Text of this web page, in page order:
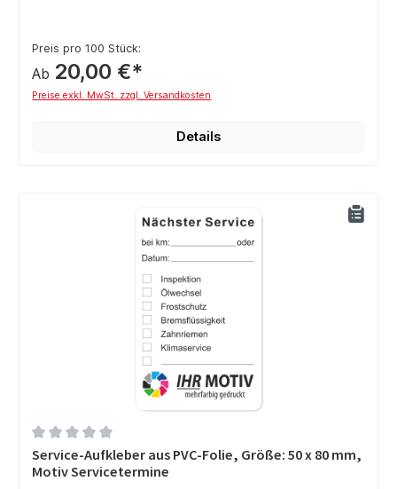
Preis pro 100 Stück:
Ab 20,00 €*
Preise exkl. MwSt. zzgl. Versandkosten
Details
Durchschnittliche Bewertung von 0 von 5 Sternen
Service-Aufkleber aus PVC-Folie, Größe: 50 x 80 mm,
Motiv Servicetermine